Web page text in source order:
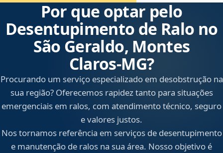
Por que optar pelo
Desentupimento de Ralo no
São Geraldo, Montes
Claros‑MG?
Procurando um serviço especializado em desobstrução na
sua região? Oferecemos rapidez tanto para situações
emergenciais em ralos, com atendimento técnico, seguro
e valores justos.
Nos tornamos referência em serviços de desentupimento
e manutenção de ralos na sua área. Nosso objetivo é